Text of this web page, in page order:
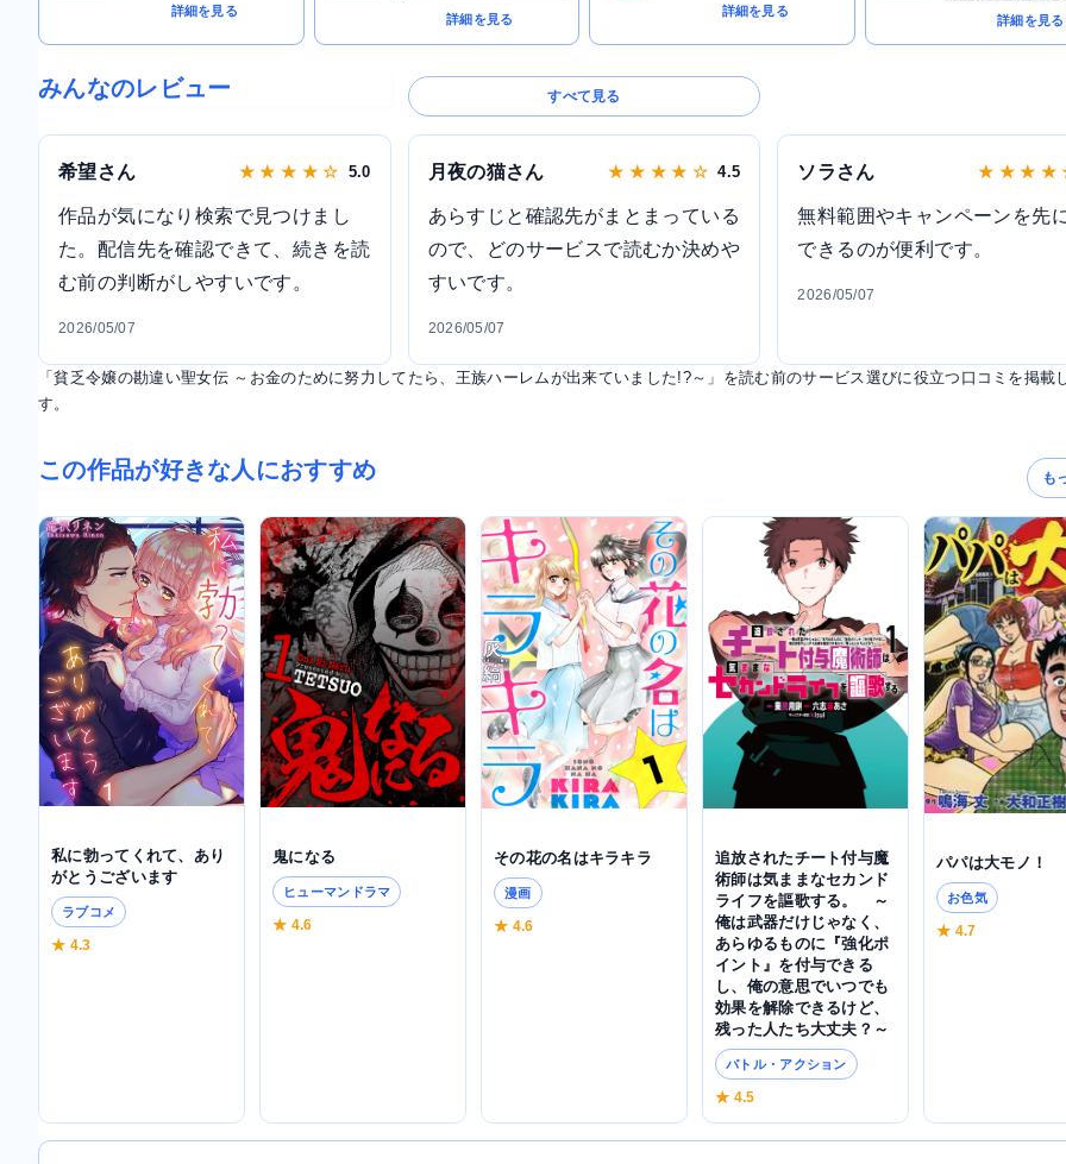
詳細を見る
詳細を見る
詳細を見る
詳細を見る
みんなのレビュー すべて見る
希望さん ★ ★ ★ ★ ☆ 5.0
作品が気になり検索で見つけまし
た。配信先を確認できて、続きを読
む前の判断がしやすいです。
2026/05/07
月夜の猫さん ★ ★ ★ ★ ☆ 4.5
あらすじと確認先がまとまっている
ので、どのサービスで読むか決めや
すいです。
2026/05/07
ソラさん ★ ★ ★ ★
無料範囲やキャンペーンを先
できるのが便利です。
2026/05/07
「貧乏令嬢の勘違い聖女伝 ～お金のために努力してたら、王族ハーレムが出来ていました!?～」を読む前のサービス選びに役立つ口コミを掲載
す。
この作品が好きな人におすすめ も
私に勃ってくれて、あり
がとうございます
ラブコメ
★ 4.3
鬼になる
ヒューマンドラマ
★ 4.6
その花の名はキラキラ
漫画
★ 4.6
追放されたチート付与魔
術師は気ままなセカンド
ライフを謳歌する。 ～
俺は武器だけじゃなく、
あらゆるものに『強化ポ
イント』を付与できる
し、俺の意思でいつでも
効果を解除できるけど、
残った人たち大丈夫？～
バトル・アクション
★ 4.5
パパは大モノ！
お色気
★ 4.7